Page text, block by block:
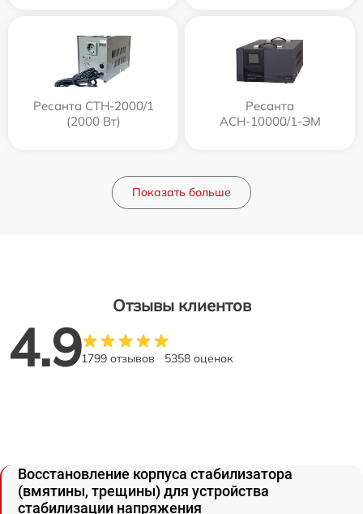
Ресанта СТН-2000/1
(2000 Вт)
Ресанта
АСН-10000/1-ЭМ
Показать больше
Отзывы клиентов
4.91799 отзывов 5358 оценок
Восстановление корпуса стабилизатора
(вмятины, трещины) для устройства
стабилизации напряжения